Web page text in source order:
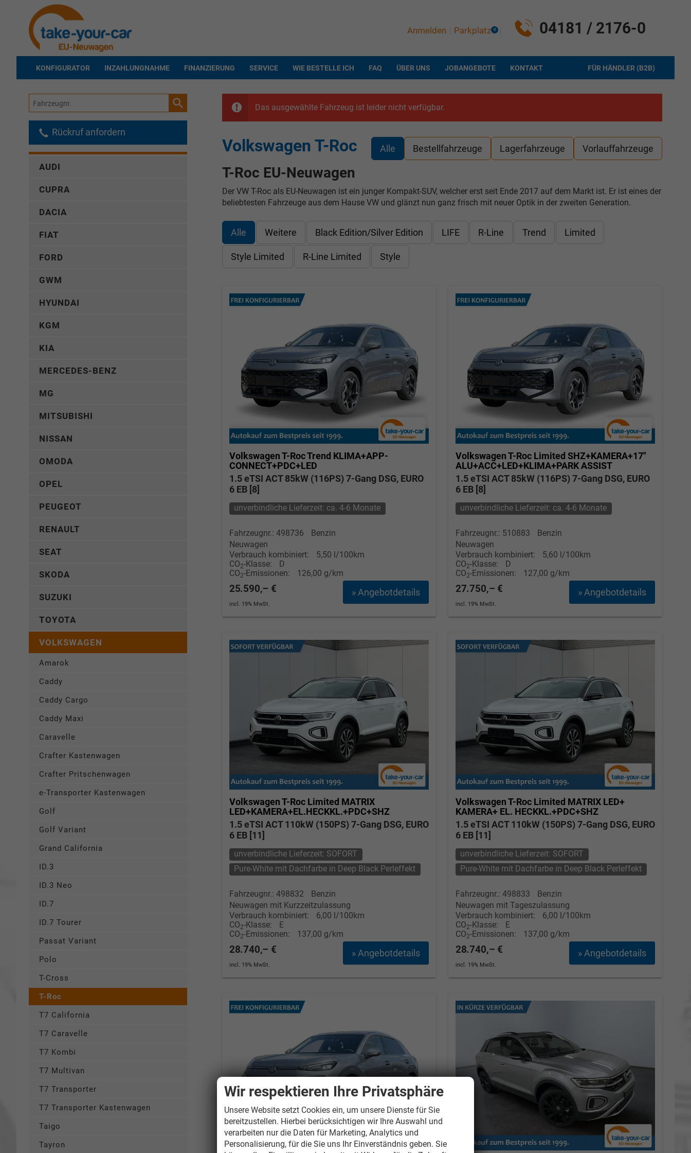
04181 / 2176-0
Anmelden Parkplatz 0
KONFIGURATOR INZAHLUNGNAHME FINANZIERUNG SERVICE WIE BESTELLE ICH FAQ ÜBER UNS JOBANGEBOTE FÜR HÄNDLER (B2B)
KONTAKT
Das ausgewählte Fahrzeug ist leider nicht verfügbar.
Alle Bestellfahrzeuge Lagerfahrzeuge Vorlauffahrzeuge
Volkswagen T-Roc
T-Roc EU-Neuwagen
Der VW T-Roc als EU-Neuwagen ist ein junger Kompakt-SUV, welcher erst seit Ende 2017 auf dem Markt ist. Er ist eines der
beliebtesten Fahrzeuge aus dem Hause VW und glänzt nun ganz frisch mit neuer Optik in der zweiten Generation.
Alle Weitere Black Edition/Silver Edition LIFE R-Line Trend Limited
Style Limited R-Line Limited Style
Volkswagen T-RocTrend KLIMA+APP-
CONNECT+PDC+LED
1.5 eTSI ACT 85kW (116PS) 7-Gang DSG, EURO
6 EB [8]
unverbindliche Lieferzeit: ca. 4-6 Monate
Fahrzeugnr.: 498736
Benzin
Neuwagen
Verbrauch kombiniert:
5,50 l/100km
CO2-Klasse:
D
CO2-Emissionen: 126,00 g/km
» Angebotdetails
25.590,– €
incl. 19% MwSt.
Volkswagen T-Roc Limited SHZ+KAMERA+17"
ALU+ACC+LED+KLIMA+PARK ASSIST
1.5 eTSI ACT 85kW (116PS) 7-Gang DSG, EURO
6 EB [8]
unverbindliche Lieferzeit: ca. 4-6 Monate
Fahrzeugnr.: 510883
Benzin
Neuwagen
Verbrauch kombiniert:
5,60 l/100km
CO2-Klasse:
D
CO2-Emissionen: 127,00 g/km
» Angebotdetails
27.750,– €
incl. 19% MwSt.
Volkswagen T-Roc Limited MATRIX
LED+KAMERA+EL.HECKKL.+PDC+SHZ
1.5 eTSI ACT 110kW (150PS) 7-Gang DSG, EURO
6 EB [11]
unverbindliche Lieferzeit: SOFORT
Pure-White mit Dachfarbe in Deep Black Perleffekt
Fahrzeugnr.: 498832
Benzin
Neuwagen mit Kurzzeitzulassung
Verbrauch kombiniert:
6,00 l/100km
CO2-Klasse:
E
CO2-Emissionen: 137,00 g/km
» Angebotdetails
28.740,– €
incl. 19% MwSt.
Volkswagen T-Roc Limited MATRIX LED+
KAMERA+ EL. HECKKL.+PDC+SHZ
1.5 eTSI ACT 110kW (150PS) 7-Gang DSG, EURO
6 EB [11]
unverbindliche Lieferzeit: SOFORT
Pure-White mit Dachfarbe in Deep Black Perleffekt
Fahrzeugnr.: 498833
Benzin
Neuwagen mit Tageszulassung
Verbrauch kombiniert:
6,00 l/100km
CO2-Klasse:
E
CO2-Emissionen: 137,00 g/km
» Angebotdetails
28.740,– €
incl. 19% MwSt.
Fahrzeugnr.
Rückruf anfordern
AUDI
CUPRA
DACIA
FIAT
FORD
GWM
HYUNDAI
KGM
KIA
MERCEDES-BENZ
MG
MITSUBISHI
NISSAN
OMODA
OPEL
PEUGEOT
RENAULT
SEAT
SKODA
SUZUKI
TOYOTA
VOLKSWAGEN
Amarok
Caddy
Caddy Cargo
Caddy Maxi
Caravelle
Crafter Kastenwagen
Crafter Pritschenwagen
e-Transporter Kastenwagen
Golf
Golf Variant
Grand California
ID.3
ID.3 Neo
ID.7
ID.7 Tourer
Passat Variant
Polo
T-Cross
T-Roc
T7 California
T7 Caravelle
T7 Kombi
T7 Multivan
T7 Transporter
T7 Transporter Kastenwagen
Taigo
Tayron
Wir respektieren Ihre Privatsphäre
Unsere Website setzt Cookies ein, um unsere Dienste für Sie
bereitzustellen. Hierbei berücksichtigen wir Ihre Auswahl und
verarbeiten nur die Daten für Marketing, Analytics und
Personalisierung, für die Sie uns Ihr Einverständnis geben. Sie